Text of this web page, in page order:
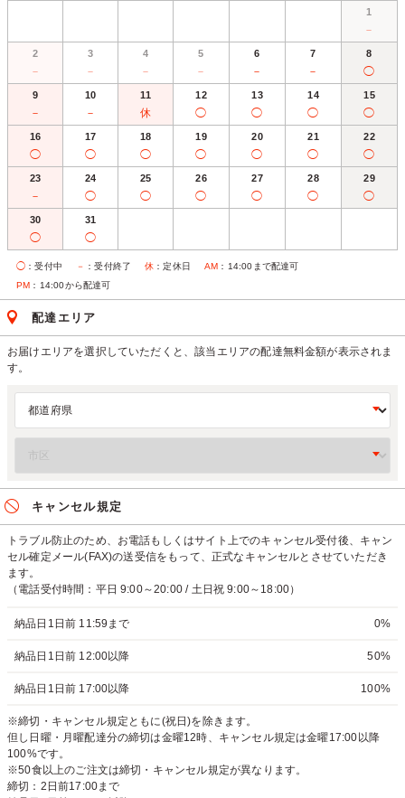
1
－
2
－
3
－
4
－
5
－
6
－
7
－
8
◯
9
－
10
－
11
休
12
◯
13
◯
14
◯
15
◯
16
◯
17
◯
18
◯
19
◯
20
◯
21
◯
22
◯
23
－
24
◯
25
◯
26
◯
27
◯
28
◯
29
◯
30
◯
31
◯
◯ ：受付中 － ：受付終了 休 ：定休日 AM ：14:00まで配達可
PM ：14:00から配達可
配達エリア
お届けエリアを選択していただくと、該当エリアの配達無料金額が表示されま
す。
キャンセル規定
トラブル防止のため、お電話もしくはサイト上でのキャンセル受付後、キャン
セル確定メール(FAX)の送受信をもって、正式なキャンセルとさせていただき
ます。
（電話受付時間：平日 9:00～20:00 / 土日祝 9:00～18:00）
納品日1日前 11:59まで 0%
納品日1日前 12:00以降 50%
納品日1日前 17:00以降 100%
※締切・キャンセル規定ともに(祝日)を除きます。
但し日曜・月曜配達分の締切は金曜12時、キャンセル規定は金曜17:00以降
100%です。
※50食以上のご注文は締切・キャンセル規定が異なります。
締切：2日前17:00まで